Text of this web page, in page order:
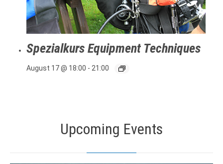
Spezialkurs Equipment Techniques
August 17 @ 18:00 - 21:00
Upcoming Events